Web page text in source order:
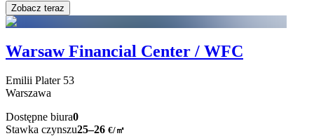
Zobacz teraz
Warsaw Financial Center / WFC
Emilii Plater 53
Warszawa
Dostępne biura0
Stawka czynszu25–26 €/㎡